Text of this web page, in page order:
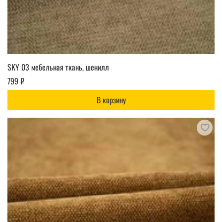
SKY 03 мебельная ткань, шенилл
799 ₽
В корзину